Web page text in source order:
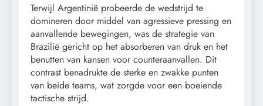
Terwijl Argentinië probeerde de wedstrijd te
domineren door middel van agressieve pressing en
aanvallende bewegingen, was de strategie van
Brazilië gericht op het absorberen van druk en het
benutten van kansen voor counteraanvallen. Dit
contrast benadrukte de sterke en zwakke punten
van beide teams, wat zorgde voor een boeiende
tactische strijd.